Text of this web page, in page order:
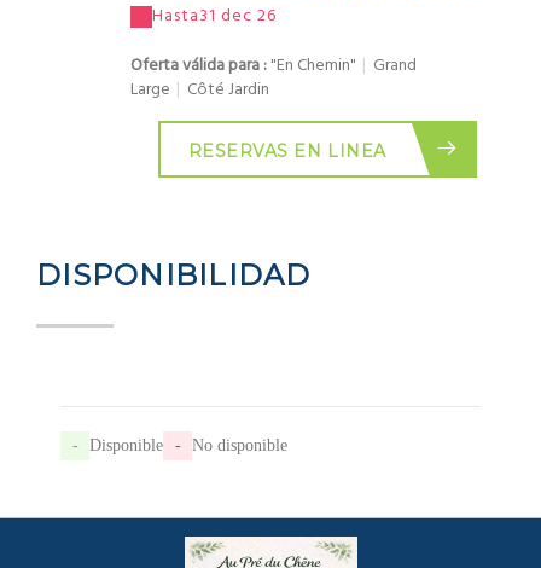
Hasta31 dec 26
Oferta válida para :"En Chemin" | Grand
Large | Côté Jardin
RESERVAS EN LINEA
DISPONIBILIDAD
- Disponible - No disponible